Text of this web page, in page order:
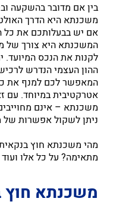
בין אם מדובר בהשקעה
משכנתא היא הדרך
אם יש בבעלותכם את כל
המשכנתא היא צורך של
לקנות את הנכס
ההון העצמי הנדרש
המאפשר לכם למנף את
אטרקטיבית במיוחד. עם
משכנתא – אינם
ניתן לשקול אפשרות
מהי משכנתא חוץ
מתאימה? על כל אלו
משכנתא חוץ